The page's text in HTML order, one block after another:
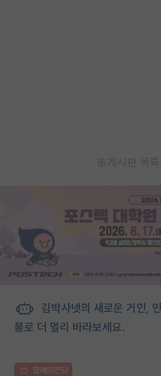
게시판 목
김박사넷의 새로운 거인,
물로 더 멀리 바라보세요.
명예의전당